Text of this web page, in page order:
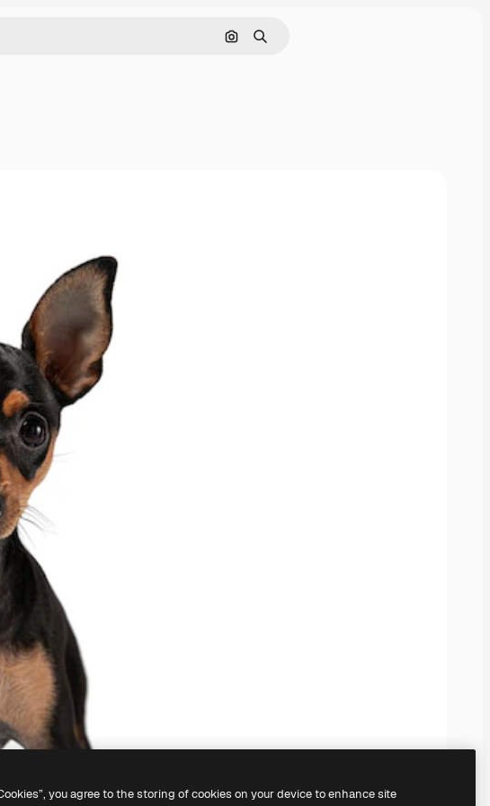
Cerca per immagine
Ricerca
you agree to the storing of cookies on your device to enhance site